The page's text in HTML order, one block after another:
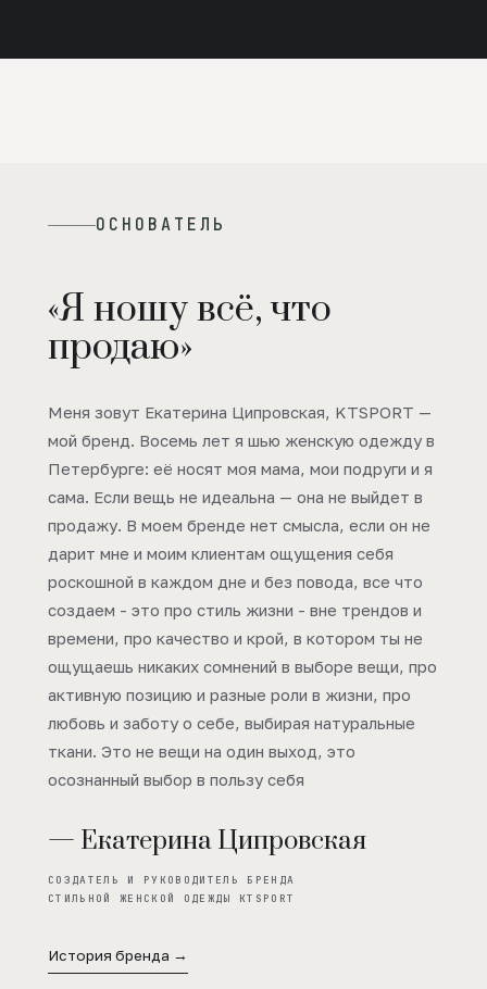
ОСНОВАТЕЛЬ
«Я ношу всё, что
продаю»
Меня зовут Екатерина Ципровская, KTSPORT —
мой бренд. Восемь лет я шью женскую одежду в
Петербурге: её носят моя мама, мои подруги и я
сама. Если вещь не идеальна — она не выйдет в
продажу. В моем бренде нет смысла, если он не
дарит мне и моим клиентам ощущения себя
роскошной в каждом дне и без повода, все что
создаем - это про стиль жизни - вне трендов и
времени, про качество и крой, в котором ты не
ощущаешь никаких сомнений в выборе вещи, про
активную позицию и разные роли в жизни, про
любовь и заботу о себе, выбирая натуральные
ткани. Это не вещи на один выход, это
осознанный выбор в пользу себя
— Екатерина Ципровская
СОЗДАТЕЛЬ И РУКОВОДИТЕЛЬ БРЕНДА
СТИЛЬНОЙ ЖЕНСКОЙ ОДЕЖДЫ KTSPORT
История бренда →